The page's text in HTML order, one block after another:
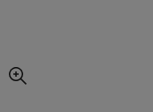
imagen agrandada